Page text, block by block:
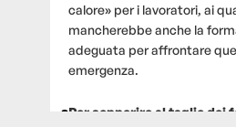
calore» per i lavoratori, ai
mancherebbe anche la
adeguata per affrontare
emergenza.
Per sopperire al taglio dei